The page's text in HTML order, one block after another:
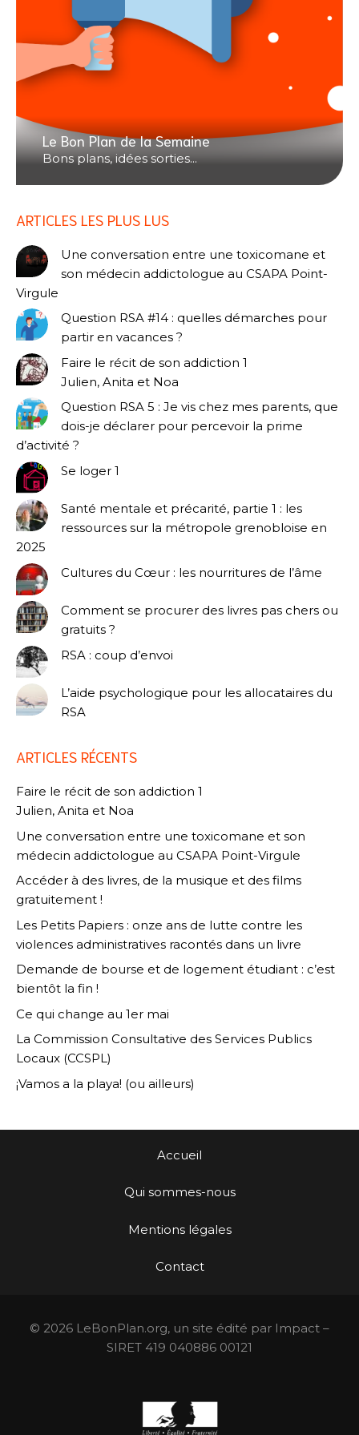
Le Bon Plan de la Semaine
Bons plans, idées sorties...
ARTICLES LES PLUS LUS
Une conversation entre une toxicomane et
son médecin addictologue au CSAPA Point-
Virgule
Question RSA #14 : quelles démarches pour
partir en vacances ?
Faire le récit de son addiction 1
Julien, Anita et Noa
Question RSA 5 : Je vis chez mes parents, que
dois-je déclarer pour percevoir la prime
d’activité ?
Se loger 1
Santé mentale et précarité, partie 1 : les
ressources sur la métropole grenobloise en
2025
Cultures du Cœur : les nourritures de l’âme
Comment se procurer des livres pas chers ou
gratuits ?
RSA : coup d’envoi
L’aide psychologique pour les allocataires du
RSA
ARTICLES RÉCENTS
Faire le récit de son addiction 1
Julien, Anita et Noa
Une conversation entre une toxicomane et son
médecin addictologue au CSAPA Point-Virgule
Accéder à des livres, de la musique et des films
gratuitement !
Les Petits Papiers : onze ans de lutte contre les
violences administratives racontés dans un livre
Demande de bourse et de logement étudiant : c’est
bientôt la fin !
Ce qui change au 1er mai
La Commission Consultative des Services Publics
Locaux (CCSPL)
¡Vamos a la playa! (ou ailleurs)
Accueil
Qui sommes-nous
Mentions légales
Contact
© 2026 LeBonPlan.org, un site édité par Impact –
SIRET 419 040886 00121